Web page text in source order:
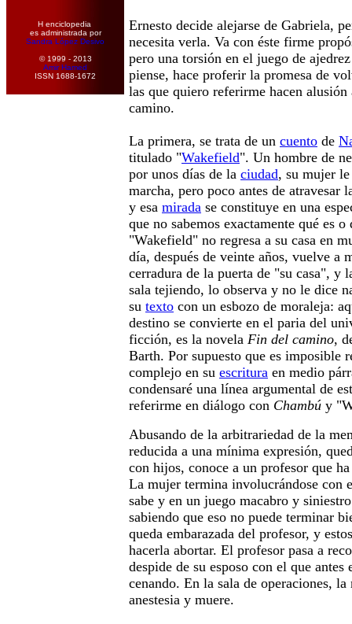
H enciclopedia
es administrada por
Sandra López Desivo
© 1999 - 2013
Amir Hamed
ISSN 1688-1672
Ernesto decide alejarse de Gabriela,
necesita verla. Va con éste firme
pero una torsión en el juego de
piense, hace proferir la promesa de
las que quiero referirme hacen alusión
camino.
La primera, se trata de un cuento de
titulado "Wakefield". Un hombre de
por unos días de la ciudad, su mujer
marcha, pero poco antes de atravesar
y esa mirada se constituye en una
que no sabemos exactamente qué es
"Wakefield" no regresa a su casa en
día, después de veinte años, vuelve a
cerradura de la puerta de "su casa", y
sala tejiendo, lo observa y no le dice
su texto con un esbozo de moraleja:
destino se convierte en el paria del
ficción, es la novela Fin del camino,
Barth. Por supuesto que es imposible
complejo en su escritura en medio
condensaré una línea argumental de
referirme en diálogo con Chambú y
Abusando de la arbitrariedad de la
reducida a una mínima expresión,
con hijos, conoce a un profesor que
La mujer termina involucrándose con
sabe y en un juego macabro y
sabiendo que eso no puede terminar
queda embarazada del profesor, y
hacerla abortar. El profesor pasa a
despide de su esposo con el que antes
cenando. En la sala de operaciones,
anestesia y muere.